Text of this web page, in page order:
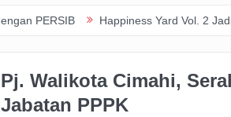
Happiness Yard Vol. 2 Jadi Bukti
Pj. Walikota Cimahi,
Jabatan PPPK